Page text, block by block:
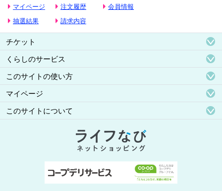
マイページ 注文履歴
会員情報
抽選結果
請求内容
チケット
くらしのサービス
このサイトの使い方
マイページ
このサイトについて